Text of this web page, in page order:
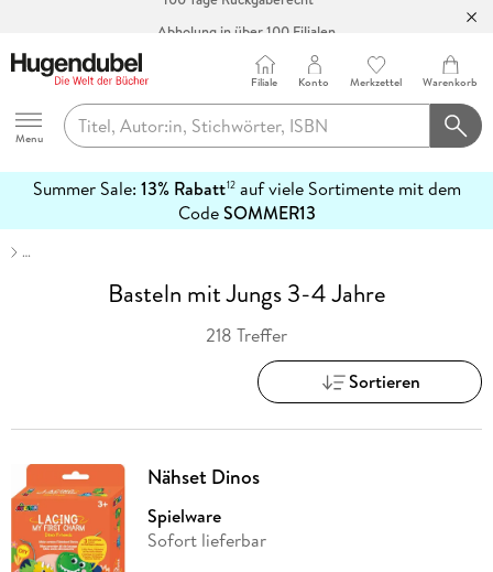
Hugendubel
Menu
Filiale Konto Merkzettel Warenkorb
Summer Sale: 13% Rabatt12auf viele Sortimente mit dem
CodeSOMMER13
erfahren
…
Basteln mit Jungs 3-4 Jahre
218 Treffer
Sortieren
Nähset Dinos
Spielware
Sofort lieferbar